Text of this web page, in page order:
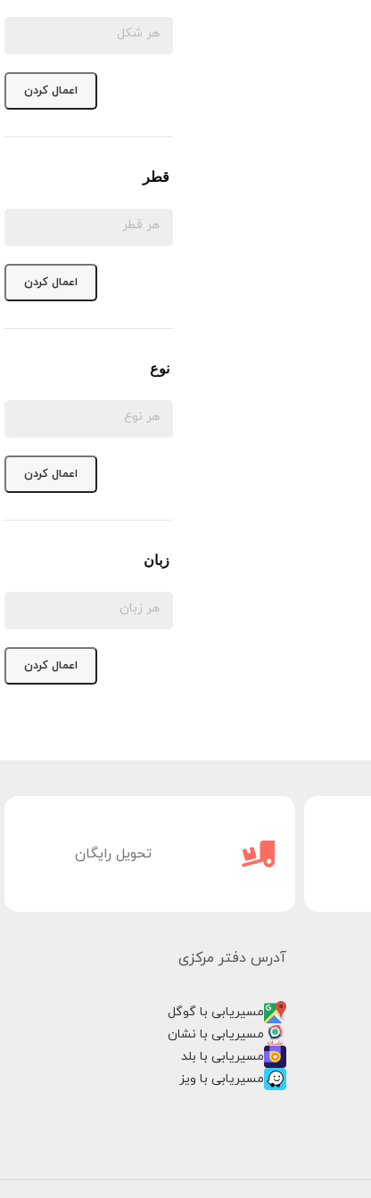
اعمال کردن
قطر
اعمال کردن
نوع
اعمال کردن
زبان
اعمال کردن
تحویل رایگان
آدرس دفتر مرکزی
مسیریابی با گوگل
مسیریابی با نشان
مسیریابی با بلد
مسیریابی با ویز